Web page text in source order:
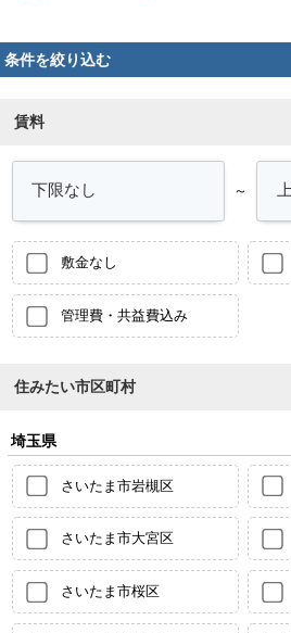
条件を絞り込む
賃料
～
敷金なし
管理費・共益費込み
住みたい市区町村
埼玉県
さいたま市岩槻区
さいたま市大宮区
さいたま市桜区